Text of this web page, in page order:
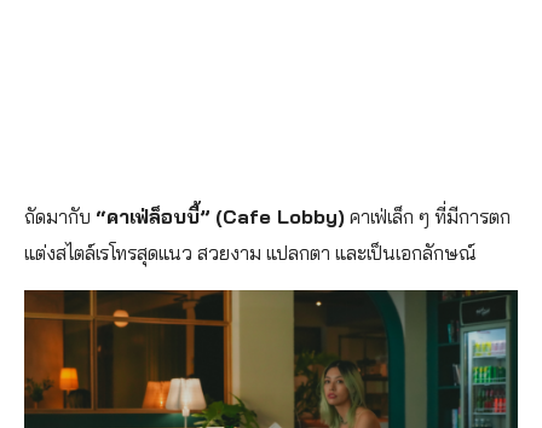
ถัดมากับ “คาเฟ่ล็อบบี้” (Cafe Lobby) คาเฟ่เล็ก ๆ ที่มีการตก
แต่งสไตล์เรโทรสุดแนว สวยงาม แปลกตา และเป็นเอกลักษณ์